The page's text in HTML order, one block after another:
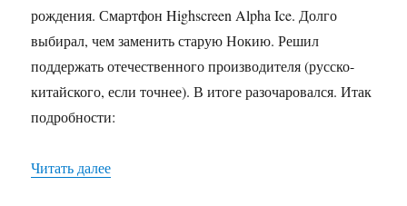
рождения. Смартфон Highscreen Alpha Ice. Долго
выбирал, чем заменить старую Нокию. Решил
поддержать отечественного производителя (русско-
китайского, если точнее). В итоге разочаровался. Итак
подробности:
Читать далее